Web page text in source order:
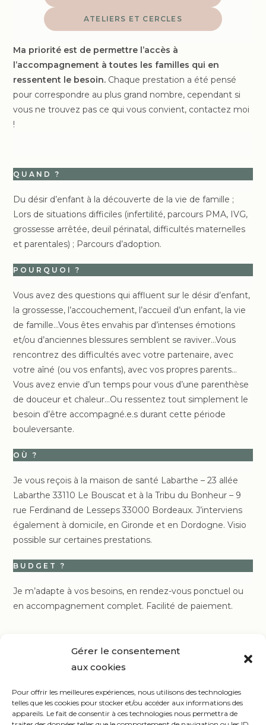
Gérer le consentement
aux cookies
Pour offrir les meilleures expériences, nous utilisons des technologies
telles que les cookies pour stocker et/ou accéder aux informations des
appareils. Le fait de consentir à ces technologies nous permettra de
ATELIERS ET CERCLES
Ma priorité est de permettre l’accès à
l’accompagnement à toutes les familles qui en
ressentent le besoin. Chaque prestation a été pensé
pour correspondre au plus grand nombre, cependant si
vous ne trouvez pas ce qui vous convient, contactez moi
!
QUAND ?
Du désir d’enfant à la découverte de la vie de famille ;
Lors de situations difficiles (infertilité, parcours PMA, IVG,
grossesse arrêtée, deuil périnatal, difficultés maternelles
et parentales) ; Parcours d’adoption.
POURQUOI ?
Vous avez des questions qui affluent sur le désir d’enfant,
la grossesse, l’accouchement, l’accueil d’un enfant, la vie
de famille…Vous êtes envahis par d’intenses émotions
et/ou d’anciennes blessures semblent se raviver…Vous
rencontrez des difficultés avec votre partenaire, avec
votre aîné (ou vos enfants), avec vos propres parents…
Vous avez envie d’un temps pour vous d’une parenthèse
de douceur et chaleur…Ou ressentez tout simplement le
besoin d’être accompagné.e.s durant cette période
bouleversante.
OÙ ?
Je vous reçois à la maison de santé Labarthe – 23 allée
Labarthe 33110 Le Bouscat et à la Tribu du Bonheur – 9
rue Ferdinand de Lesseps 33000 Bordeaux. J’interviens
également à domicile, en Gironde et en Dordogne. Visio
possible sur certaines prestations.
BUDGET ?
Je m’adapte à vos besoins, en rendez-vous ponctuel ou
en accompagnement complet. Facilité de paiement.